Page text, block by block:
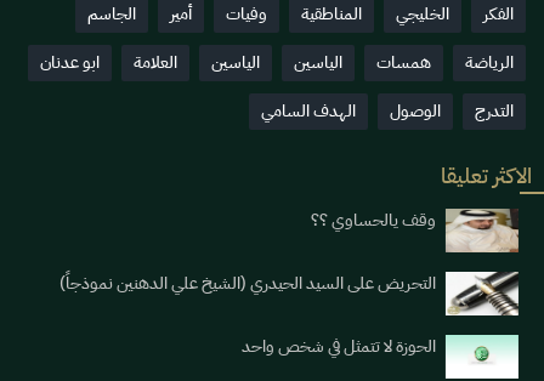
الفكر الخليجي المناطقية وفيات أمير
الجاسم
الرياضة
همسات الياسين الياسين العلامة
ابو عدنان
التدرج
الوصول الهدف السامي
الاكثر تعليقا
وقف يالحساوي ؟؟
التحريض على السيد الحيدري (الشيخ علي الدهنين نموذجاً)
الحوزة لا تتمثل في شخص واحد